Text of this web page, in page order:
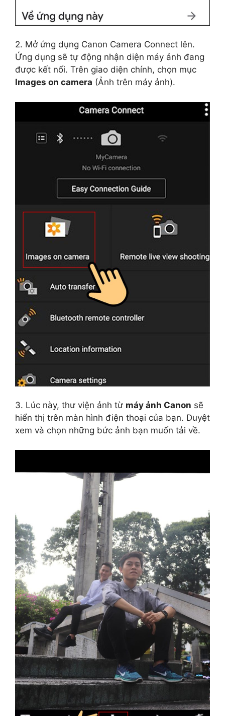
2. Mở ứng dụng Canon Camera Connect lên.
Ứng dụng sẽ tự động nhận diện máy ảnh đang
được kết nối. Trên giao diện chính, chọn mục
Images on camera (Ảnh trên máy ảnh).
3. Lúc này, thư viện ảnh từ máy ảnh Canon sẽ
hiển thị trên màn hình điện thoại của bạn. Duyệt
xem và chọn những bức ảnh bạn muốn tải về.